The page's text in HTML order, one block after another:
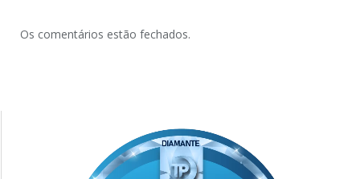
Os comentários estão fechados.